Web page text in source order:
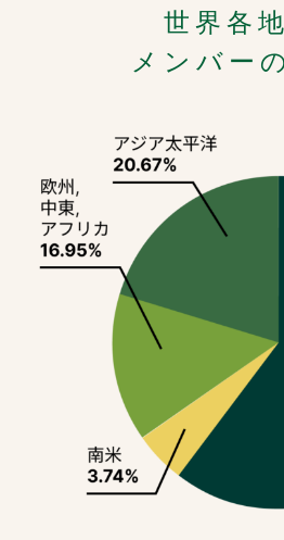
世界各
メンバー